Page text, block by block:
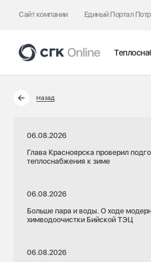
Сайт компании Единый Портал
Назад
06.08.2026
Глава Красноярска проверил
теплоснабжения к зиме
06.08.2026
Больше пара и воды. О ходе
химводоочистки Бийской ТЭЦ
06.08.2026